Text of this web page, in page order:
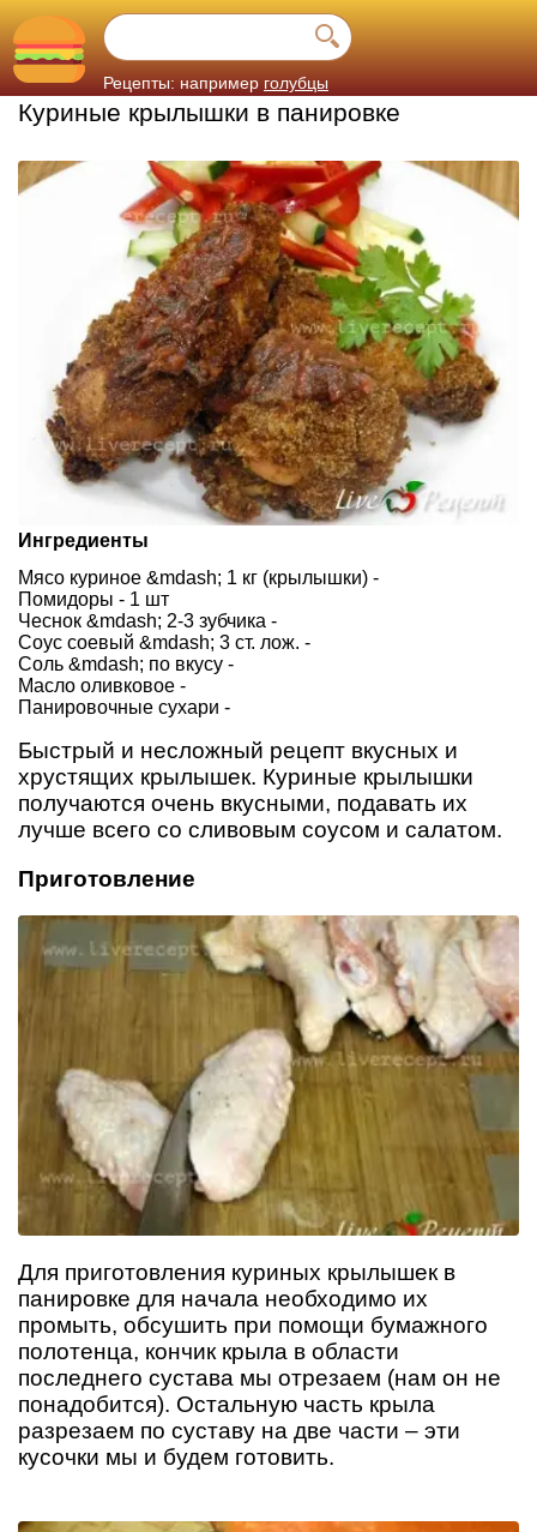
Рецепты: например голубцы
Куриные крылышки в панировке
Ингредиенты
Мясо куриное &mdash; 1 кг (крылышки) -
Помидоры - 1 шт
Чеснок &mdash; 2-3 зубчика -
Соус соевый &mdash; 3 ст. лож. -
Соль &mdash; по вкусу -
Масло оливковое -
Панировочные сухари -
Быстрый и несложный рецепт вкусных и
хрустящих крылышек. Куриные крылышки
получаются очень вкусными, подавать их
лучше всего со сливовым соусом и салатом.
Приготовление
Для приготовления куриных крылышек в
панировке для начала необходимо их
промыть, обсушить при помощи бумажного
полотенца, кончик крыла в области
последнего сустава мы отрезаем (нам он не
понадобится). Остальную часть крыла
разрезаем по суставу на две части – эти
кусочки мы и будем готовить.